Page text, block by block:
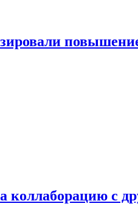
коллаборацию с